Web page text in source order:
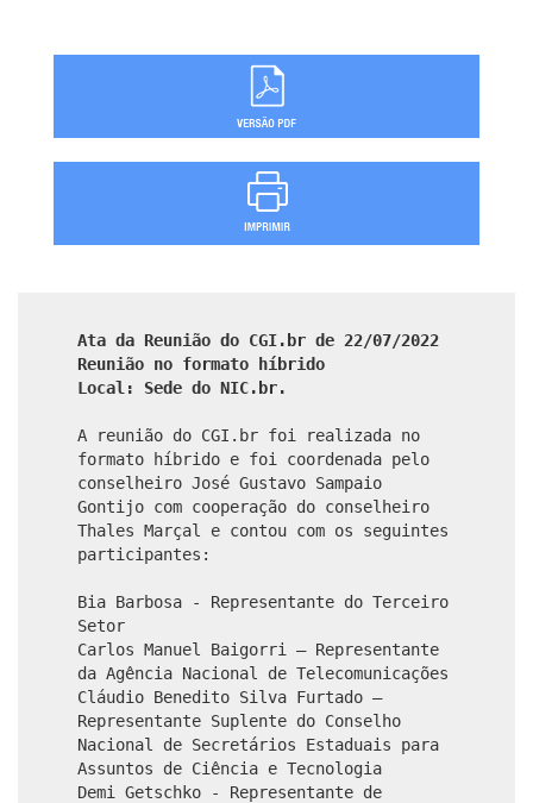
Ata da Reunião do CGI.br de 22/07/2022
Reunião no formato híbrido
Local: Sede do NIC.br.
A reunião do CGI.br foi realizada no
formato híbrido e foi coordenada pelo
conselheiro José Gustavo Sampaio
Gontijo com cooperação do conselheiro
Thales Marçal e contou com os seguintes
participantes:
Bia Barbosa - Representante do Terceiro
Setor
Carlos Manuel Baigorri – Representante
da Agência Nacional de Telecomunicações
Cláudio Benedito Silva Furtado –
Representante Suplente do Conselho
Nacional de Secretários Estaduais para
Assuntos de Ciência e Tecnologia
Demi Getschko - Representante de